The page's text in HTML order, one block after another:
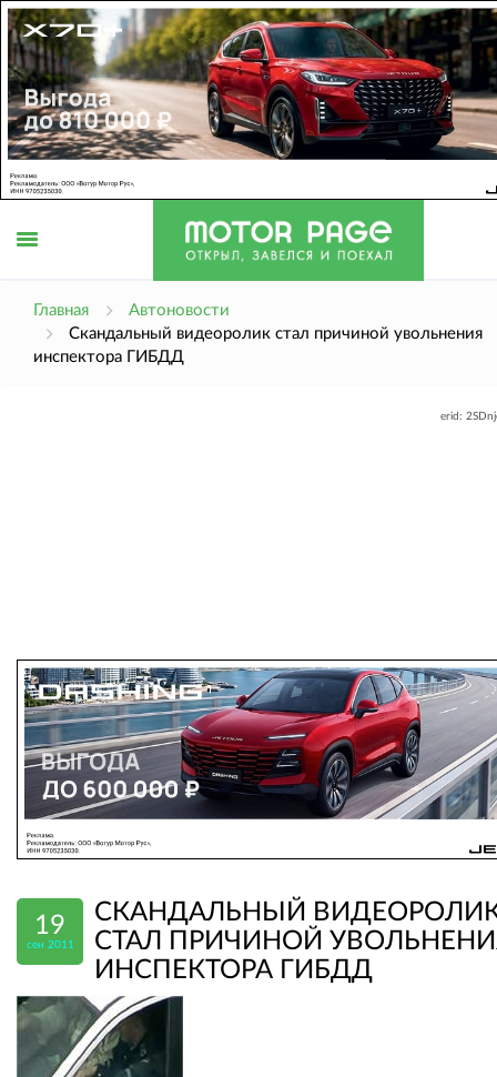
Главная
Автоновости
Скандальный видеоролик стал причиной увольнения
инспектора ГИБДД
erid:
19
сен 2011
СКАНДАЛЬНЫЙ
СТАЛ ПРИЧИНОЙ
ИНСПЕКТОРА ГИБДД